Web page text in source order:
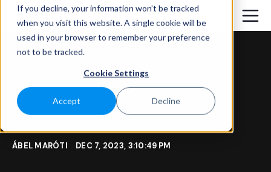
If you decline, your information won’t be tracked
when you visit this website. A single cookie will be
used in your browser to remember your preference
not to be tracked.
Cookie Settings
Accept Decline
ÁBEL MARÓTI DEC 7, 2023, 3:10:49 PM